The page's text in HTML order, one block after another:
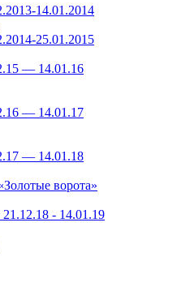
14.01.2014
25.01.2015
— 14.01.16
— 14.01.17
— 14.01.18
ворота»
- 14.01.19